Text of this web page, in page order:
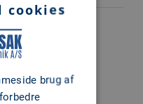
cookies
brug af